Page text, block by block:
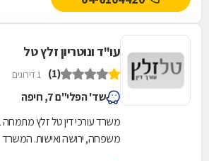
עו"ד ונוטריון זלץ טל
(1) 1 דירוגים
שד' הפלי"ם 7, חיפה
משרד עורכי דין טל זלץ מתמחה
משפחה, ירושה ואישות.